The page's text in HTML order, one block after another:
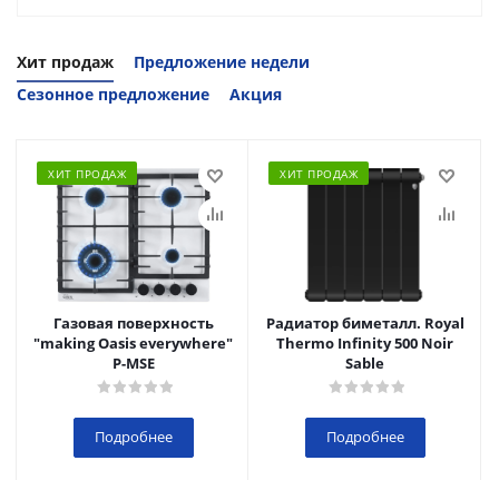
Хит продаж
Предложение недели
Сезонное предложение
Акция
ХИТ ПРОДАЖ
Газовая поверхность
"making Oasis everywhere"
P-MSE
Подробнее
ХИТ ПРОДАЖ
Радиатор биметалл. Royal
Thermo Infinity 500 Noir
Sable
Подробнее